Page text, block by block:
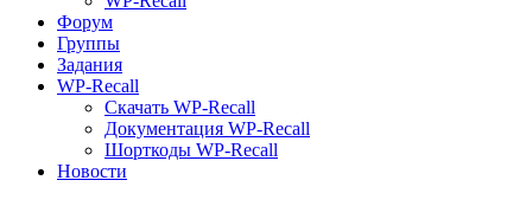
Форум
Группы
Задания
WP-Recall
Скачать WP-Recall
Документация WP-Recall
Шорткоды WP-Recall
Новости